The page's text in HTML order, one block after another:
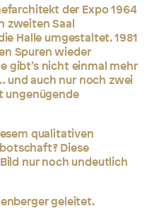
der Expo 1964
zweiten Saal
Halle umgestaltet. 1981
Spuren wieder
gibt’s nicht einmal mehr
und auch nur noch zwei
qualitativen
Diese
nur noch undeutlich
geleitet.